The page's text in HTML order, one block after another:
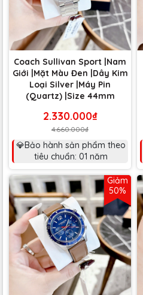
Coach Sullivan Sport |Nam
Giới |Mặt Màu Đen |Dây Kim
Loại Silver |Máy Pin
(Quartz) |Size 44mm
2.330.000₫
4.660.000₫
💎Bảo hành sản phẩm theo
tiêu chuẩn: 01 năm
Giảm
50%